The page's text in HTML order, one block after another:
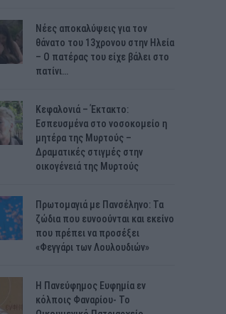
Νέες αποκαλύψεις για τον
θάνατο του 13χρονου στην Ηλεία
– Ο πατέρας του είχε βάλει στο
πατίνι…
Κεφαλονιά – Έκτακτο:
Εσπευσμένα στο νοσοκομείο η
μητέρα της Μυρτούς –
Δραματικές στιγμές στην
οικογένειά της Μυρτούς
Πρωτομαγιά με Πανσέληνο: Τα
ζώδια που ευνοούνται και εκείνο
που πρέπει να προσέξει
«Φεγγάρι των Λουλουδιών»
H Πανεύφημος Ευφημία εν
κόλποις Φαναρίου- Το